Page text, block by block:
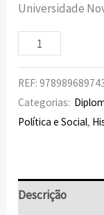
Universidade
REF:
Categorias:
Política e Social,
Descrição